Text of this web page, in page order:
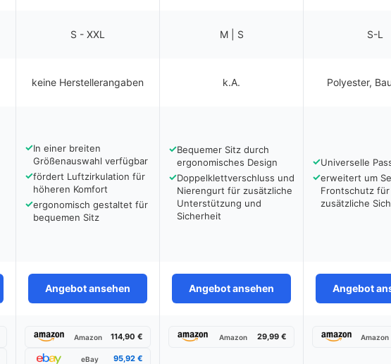
S - XXL M | S S-L
keine Herstellerangaben k.A. Polyester,
✓In einer breiten
Größenauswahl verfügbar
✓fördert Luftzirkulation für
höheren Komfort
✓ergonomisch gestaltet für
bequemen Sitz
✓Bequemer Sitz durch
ergonomisches Design
✓Doppelklettverschluss und
Nierengurt für zusätzliche
Unterstützung und
Sicherheit
✓Universelle
✓erweitert um
Frontschutz für
zusätzliche
Angebot ansehen Angebot ansehen Angebot
Amazon 114,90 €
eBay 95,92 €
Amazon 29,99 € Amazon